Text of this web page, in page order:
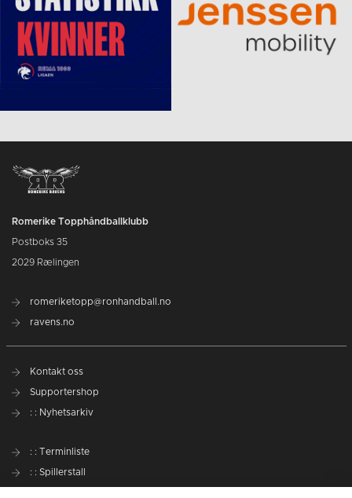
Romerike Topphåndballklubb
Postboks 35
2029 Rælingen
romeriketopp@ronhandball.no
ravens.no
Kontakt oss
Supportershop
: : Nyhetsarkiv
: : Terminliste
: : Spillerstall